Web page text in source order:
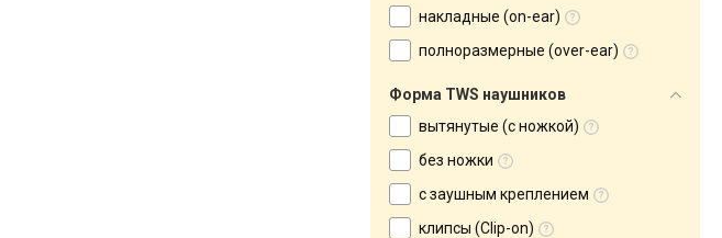
накладные (on-ear)
полноразмерные (over-ear)
Форма TWS наушников
вытянутые (с ножкой)
без ножки
с заушным креплением
клипсы (Clip-on)